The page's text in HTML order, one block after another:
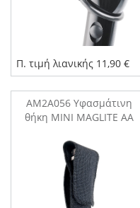
Π. τιμή λιανικής 11,90 €
AM2A056 Υφασμάτινη
θήκη MINI MAGLITE AA